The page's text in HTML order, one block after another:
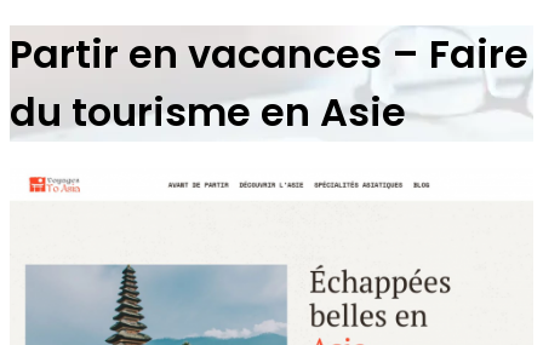
Partir en vacances – Faire
du tourisme en Asie